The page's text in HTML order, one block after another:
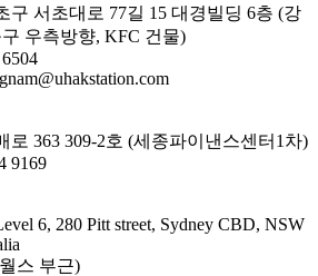
구 서초대로 77길 15 대경빌딩 6층 (강
우측방향, KFC 건물)
로 363 309-2호 (세종파이낸스센터1차)
9169
6, 280 Pitt street, Sydney CBD, NSW
스 부근)